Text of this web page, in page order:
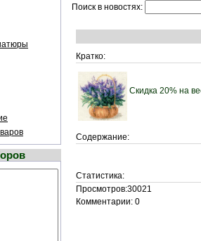
Поиск в новостях:
Кратко:
Скидка 20% на
Содержание:
Статистика:
Просмотров:30021
Комментарии: 0